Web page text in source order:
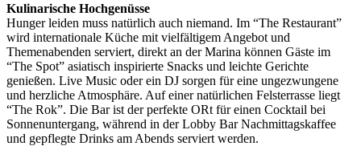
Kulinarische Hochgenüsse
Hunger leiden muss natürlich auch niemand. Im “The Restaurant”
wird internationale Küche mit vielfältigem Angebot und
Themenabenden serviert, direkt an der Marina können Gäste im
“The Spot” asiatisch inspirierte Snacks und leichte Gerichte
genießen. Live Music oder ein DJ sorgen für eine ungezwungene
und herzliche Atmosphäre. Auf einer natürlichen Felsterrasse liegt
“The Rok”. Die Bar ist der perfekte ORt für einen Cocktail bei
Sonnenuntergang, während in der Lobby Bar Nachmittagskaffee
und gepflegte Drinks am Abends serviert werden.